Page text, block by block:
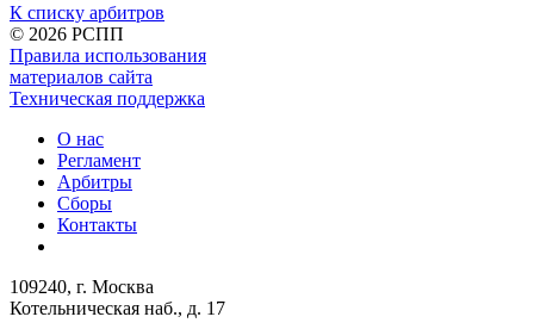
К списку арбитров
© 2026 РСПП
Правила использования
материалов сайта
Техническая поддержка
О нас
Регламент
Арбитры
Сборы
Контакты
109240, г. Москва
Котельническая наб., д. 17